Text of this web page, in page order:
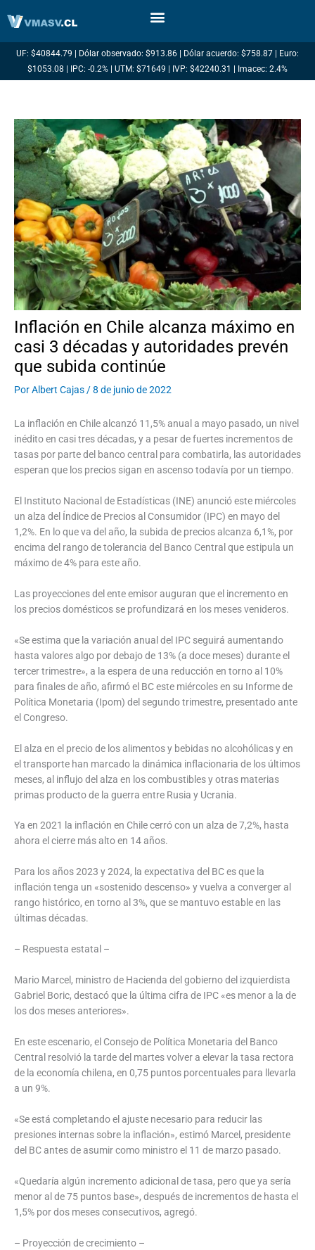
UF: $40844.79 | Dólar observado: $913.86 | Dólar acuerdo: $758.87 | Euro:
$1053.08 | IPC: -0.2% | UTM: $71649 | IVP: $42240.31 | Imacec: 2.4%
Inflación en Chile alcanza máximo en
casi 3 décadas y autoridades prevén
que subida continúe
PorAlbert Cajas /8 de junio de 2022
La inflación en Chile alcanzó 11,5% anual a mayo pasado, un nivel
inédito en casi tres décadas, y a pesar de fuertes incrementos de
tasas por parte del banco central para combatirla, las autoridades
esperan que los precios sigan en ascenso todavía por un tiempo.
El Instituto Nacional de Estadísticas (INE) anunció este miércoles
un alza del Índice de Precios al Consumidor (IPC) en mayo del
1,2%. En lo que va del año, la subida de precios alcanza 6,1%, por
encima del rango de tolerancia del Banco Central que estipula un
máximo de 4% para este año.
Las proyecciones del ente emisor auguran que el incremento en
los precios domésticos se profundizará en los meses venideros.
«Se estima que la variación anual del IPC seguirá aumentando
hasta valores algo por debajo de 13% (a doce meses) durante el
tercer trimestre», a la espera de una reducción en torno al 10%
para finales de año, afirmó el BC este miércoles en su Informe de
Política Monetaria (Ipom) del segundo trimestre, presentado ante
el Congreso.
El alza en el precio de los alimentos y bebidas no alcohólicas y en
el transporte han marcado la dinámica inflacionaria de los últimos
meses, al influjo del alza en los combustibles y otras materias
primas producto de la guerra entre Rusia y Ucrania.
Ya en 2021 la inflación en Chile cerró con un alza de 7,2%, hasta
ahora el cierre más alto en 14 años.
Para los años 2023 y 2024, la expectativa del BC es que la
inflación tenga un «sostenido descenso» y vuelva a converger al
rango histórico, en torno al 3%, que se mantuvo estable en las
últimas décadas.
– Respuesta estatal –
Mario Marcel, ministro de Hacienda del gobierno del izquierdista
Gabriel Boric, destacó que la última cifra de IPC «es menor a la de
los dos meses anteriores».
En este escenario, el Consejo de Política Monetaria del Banco
Central resolvió la tarde del martes volver a elevar la tasa rectora
de la economía chilena, en 0,75 puntos porcentuales para llevarla
a un 9%.
«Se está completando el ajuste necesario para reducir las
presiones internas sobre la inflación», estimó Marcel, presidente
del BC antes de asumir como ministro el 11 de marzo pasado.
«Quedaría algún incremento adicional de tasa, pero que ya sería
menor al de 75 puntos base», después de incrementos de hasta el
1,5% por dos meses consecutivos, agregó.
– Proyección de crecimiento –